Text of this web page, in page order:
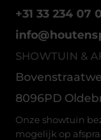
+31 33 234 07
SHOWTUIN &
8096PD
Onze showtuin
mogelijk op